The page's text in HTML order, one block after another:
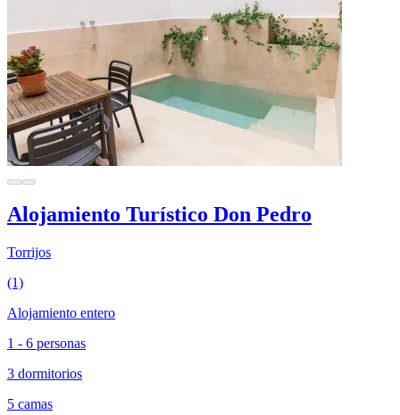
Alojamiento Turístico Don Pedro
Torrijos
(1)
Alojamiento entero
1 - 6 personas
3 dormitorios
5 camas